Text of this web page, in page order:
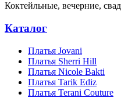
Коктейльные, вечерние,
Каталог
Платья Jovani
Платья Sherri Hill
Платья Nicole Bakti
Платья Tarik Ediz
Платья Terani Couture